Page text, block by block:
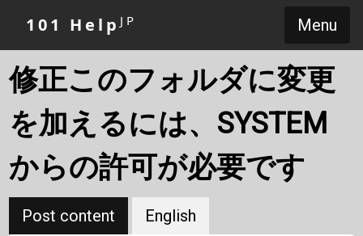
Menu
101 HelpJP
修正このフォルダに変更
を加えるには、SYSTEM
からの許可が必要です
Post content English